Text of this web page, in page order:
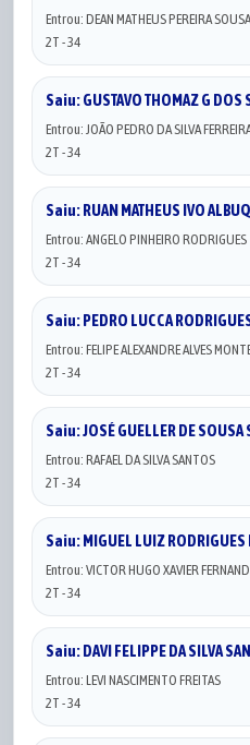
Entrou: DEAN MATHEUS PEREIRA SOUSA
2T - 34
Saiu: GUSTAVO THOMAZ G DOS
Entrou: JOÃO PEDRO DA SILVA
2T - 34
Saiu: RUAN MATHEUS IVO
Entrou: ANGELO PINHEIRO RODRIGUES
2T - 34
Saiu: PEDRO LUCCA
Entrou: FELIPE ALEXANDRE ALVES
2T - 34
Saiu: JOSÉ GUELLER DE SOUSA
Entrou: RAFAEL DA SILVA SANTOS
2T - 34
Saiu: MIGUEL LUIZ RODRIGUES
Entrou: VICTOR HUGO XAVIER
2T - 34
Saiu: DAVI FELIPPE DA SILVA
Entrou: LEVI NASCIMENTO FREITAS
2T - 34